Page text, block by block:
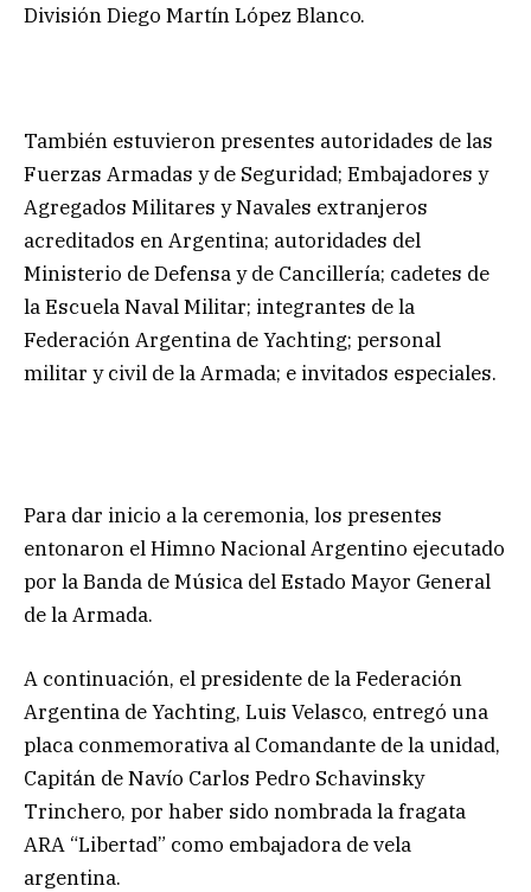
División Diego Martín López Blanco.
También estuvieron presentes autoridades de las
Fuerzas Armadas y de Seguridad; Embajadores y
Agregados Militares y Navales extranjeros
acreditados en Argentina; autoridades del
Ministerio de Defensa y de Cancillería; cadetes de
la Escuela Naval Militar; integrantes de la
Federación Argentina de Yachting; personal
militar y civil de la Armada; e invitados especiales.
Para dar inicio a la ceremonia, los presentes
entonaron el Himno Nacional Argentino ejecutado
por la Banda de Música del Estado Mayor General
de la Armada.
A continuación, el presidente de la Federación
Argentina de Yachting, Luis Velasco, entregó una
placa conmemorativa al Comandante de la unidad,
Capitán de Navío Carlos Pedro Schavinsky
Trinchero, por haber sido nombrada la fragata
ARA “Libertad” como embajadora de vela
argentina.